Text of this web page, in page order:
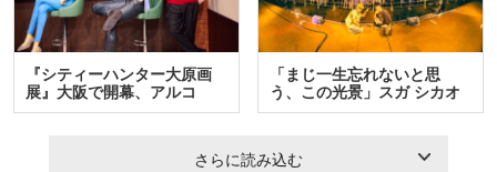
『シティーハンター大原画
展』大阪で開幕、アルコ
＆…
「まじ一生忘れないと思
う、この光景」スガ シカオ
と…
さらに読み込む